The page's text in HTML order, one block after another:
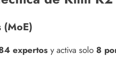
(MoE)
expertosy activa solo 8